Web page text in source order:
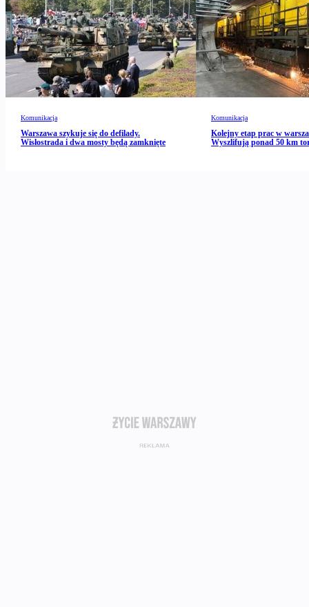
Komunikacja
Warszawa szykuje się do defilady.
Wisłostrada i dwa mosty będą zamknięte
Komunikacja
Kolejny etap prac w
Wyszlifują ponad 50 km